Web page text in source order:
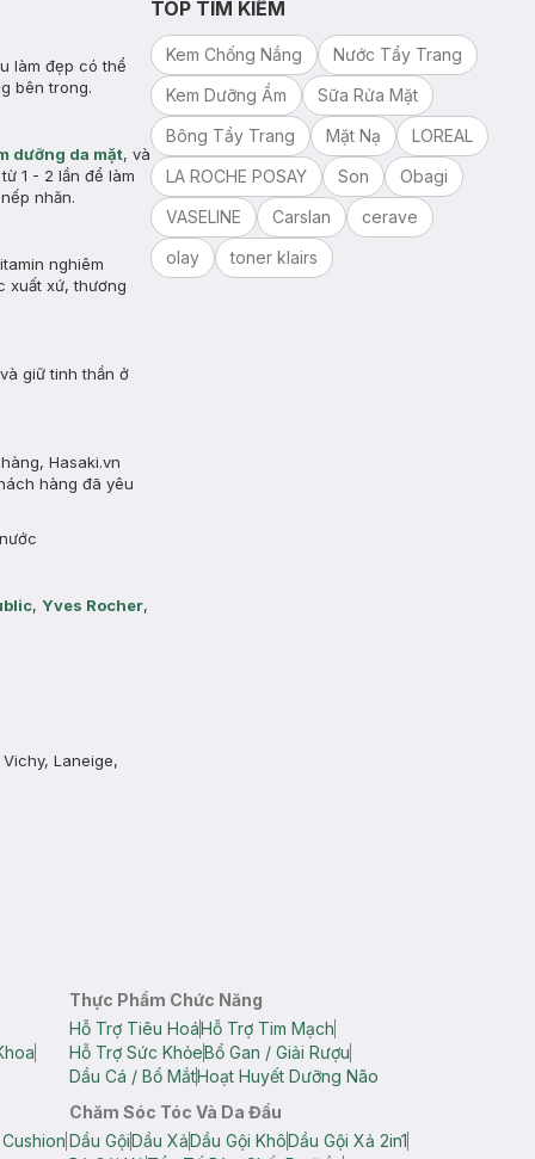
làm đẹp có thể
bên trong.
dưỡng da mặt, và
1 - 2 lần để làm
nhăn.
nghiêm
xuất xứ, thương
giữ tinh thần ở
Hasaki.vn
hàng đã yêu
, Yves Rocher,
Laneige,
TOP TÌM KIẾM
Kem Chống Nắng
Nước Tẩy Trang
Kem Dưỡng Ẩm
Sữa Rửa Mặt
Bông Tẩy Trang
Mặt Nạ
LOREAL
LA ROCHE POSAY
Son
Obagi
VASELINE
Carslan
cerave
olay
toner klairs
Thực Phẩm Chức Năng
Hỗ Trợ Tiêu HoáHỗ Trợ Tim Mạch
Hỗ Trợ Sức KhỏeBổ Gan / Giải Rượu
Dầu Cá / Bổ MắtHoạt Huyết Dưỡng Não
Chăm Sóc Tóc Và Da Đầu
Dầu GộiDầu XảDầu Gội KhôDầu Gội Xả 2in1